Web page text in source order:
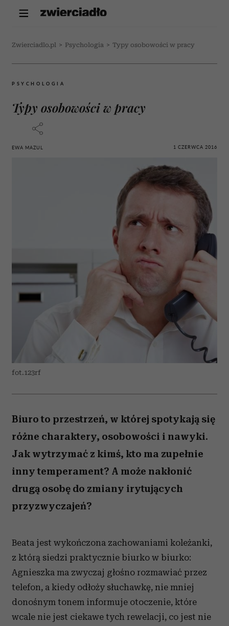
Zwierciadlo.pl > Psychologia > Typy osobowości w pracy
PSYCHOLOGIA
Typy osobowości w pracy
EWA MAZUL 1 CZERWCA 2016
fot.123rf
Biuro to przestrzeń, w której spotykają się
różne charaktery, osobowości i nawyki.
Jak wytrzymać z kimś, kto ma zupełnie
inny temperament? A może nakłonić
drugą osobę do zmiany irytujących
przyzwyczajeń?
Beata jest wykończona zachowaniami koleżanki,
z którą siedzi praktycznie biurko w biurko:
Agnieszka ma zwyczaj głośno rozmawiać przez
telefon, a kiedy odłoży słuchawkę, nie mniej
donośnym tonem informuje otoczenie, które
wcale nie jest ciekawe tych rewelacji, co jest nie